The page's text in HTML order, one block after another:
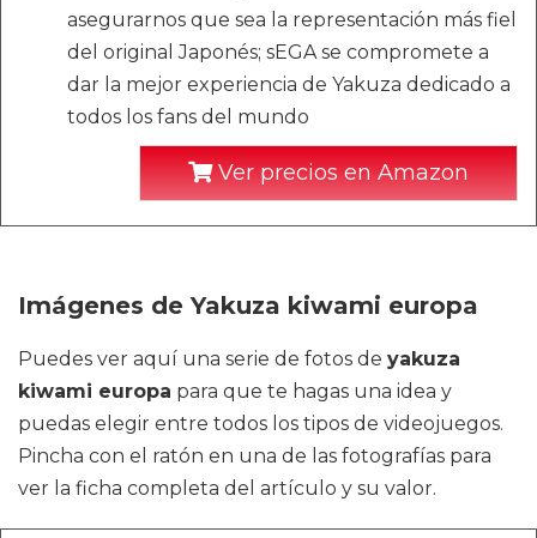
asegurarnos que sea la representación más fiel
del original Japonés; sEGA se compromete a
dar la mejor experiencia de Yakuza dedicado a
todos los fans del mundo
Ver precios en Amazon
Imágenes de Yakuza kiwami europa
Puedes ver aquí una serie de fotos de yakuza
kiwami europa para que te hagas una idea y
puedas elegir entre todos los tipos de videojuegos.
Pincha con el ratón en una de las fotografías para
ver la ficha completa del artículo y su valor.